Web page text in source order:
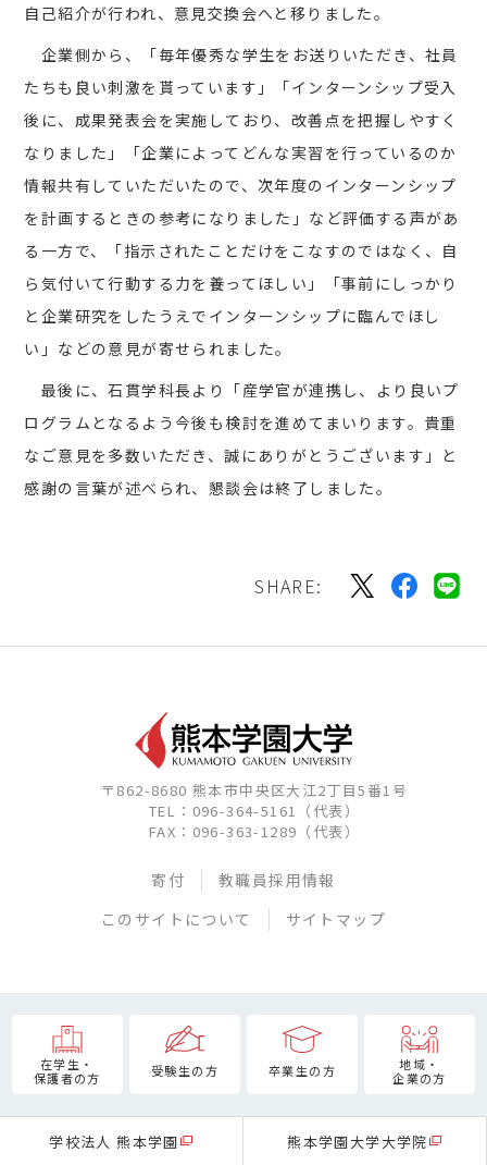
自己紹介が行われ、意見交換会へと移りました。
企業側から、「毎年優秀な学生をお送りいただき、社員
たちも良い刺激を貰っています」「インターンシップ受入
後に、成果発表会を実施しており、改善点を把握しやすく
なりました」「企業によってどんな実習を行っているのか
情報共有していただいたので、次年度のインターンシップ
を計画するときの参考になりました」など評価する声があ
る一方で、「指示されたことだけをこなすのではなく、自
ら気付いて行動する力を養ってほしい」「事前にしっかり
と企業研究をしたうえでインターンシップに臨んでほし
い」などの意見が寄せられました。
最後に、石貫学科長より「産学官が連携し、より良いプ
ログラムとなるよう今後も検討を進めてまいります。貴重
なご意見を多数いただき、誠にありがとうございます」と
感謝の言葉が述べられ、懇談会は終了しました。
SHARE:
〒862-8680 熊本市中央区大江2丁目5番1号
TEL：096-364-5161（代表）
FAX：096-363-1289（代表）
寄付
教職員採用情報
このサイトについて
サイトマップ
在学生・
保護者の方
受験生の方 卒業生の方
地域・
企業の方
学校法人 熊本学園 熊本学園大学大学院